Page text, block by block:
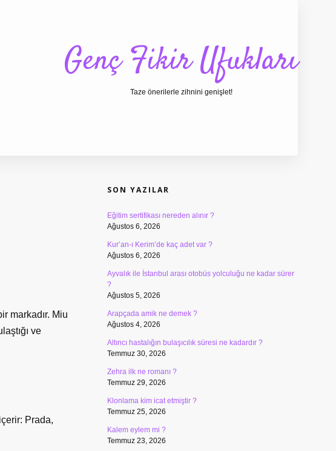
Genç Fikir Ufukları
Taze önerilerle zihnini genişlet!
markadır. Miu
ve
Prada,
SON YAZILAR
Eğitim sertifikası nereden alınır ?
Ağustos 6, 2026
Kur’an-ı Kerim’de kaç adet var ?
Ağustos 6, 2026
Ayvalık ile İstanbul arası otobüs yolculuğu ne kadar sürer
?
Ağustos 5, 2026
Arapçada amik ne demek ?
Ağustos 4, 2026
Altıncı hastalığın bulaşıcılık süresi ne kadardır ?
Temmuz 30, 2026
Zehra ilk ne romanı ?
Temmuz 29, 2026
Klonlama kim icat etmiştir ?
Temmuz 25, 2026
Kalem eylem mi ?
Temmuz 23, 2026